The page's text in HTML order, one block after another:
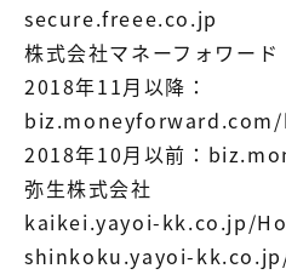
secure.freee.co.jp
株式会社マネーフォワード
2018年11月以降：
2018年10月以前：
弥生株式会社
kaikei.yayoi-kk.co.jp/
shinkoku.yayoi-